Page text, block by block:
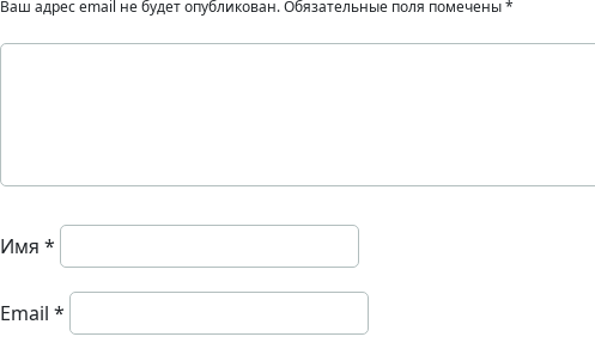
Ваш адрес email не будет опубликован.Обязательные поля помечены*
Имя *
Email *